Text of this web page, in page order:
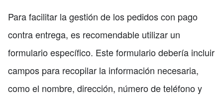
Para facilitar la gestión de los pedidos con pago
contra entrega, es recomendable utilizar un
formulario específico. Este formulario debería incluir
campos para recopilar la información necesaria,
como el nombre, dirección, número de teléfono y